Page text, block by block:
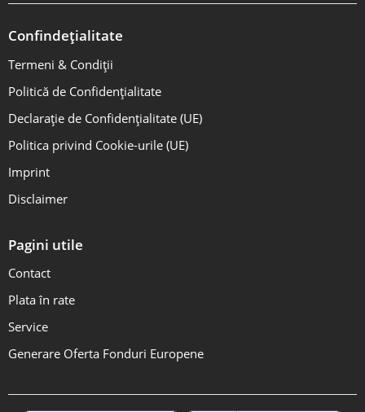
Confindețialitate
Termeni & Condiții
Politică de Confidențialitate
Declarație de Confidențialitate (UE)
Politica privind Cookie-urile (UE)
Imprint
Disclaimer
Pagini utile
Contact
Plata în rate
Service
Generare Oferta Fonduri Europene